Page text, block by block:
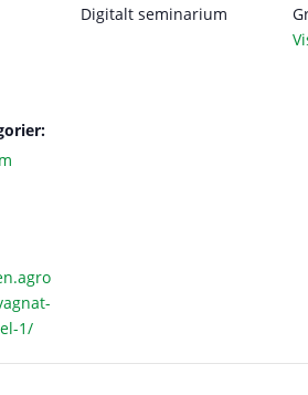
1/
Digitalt seminarium